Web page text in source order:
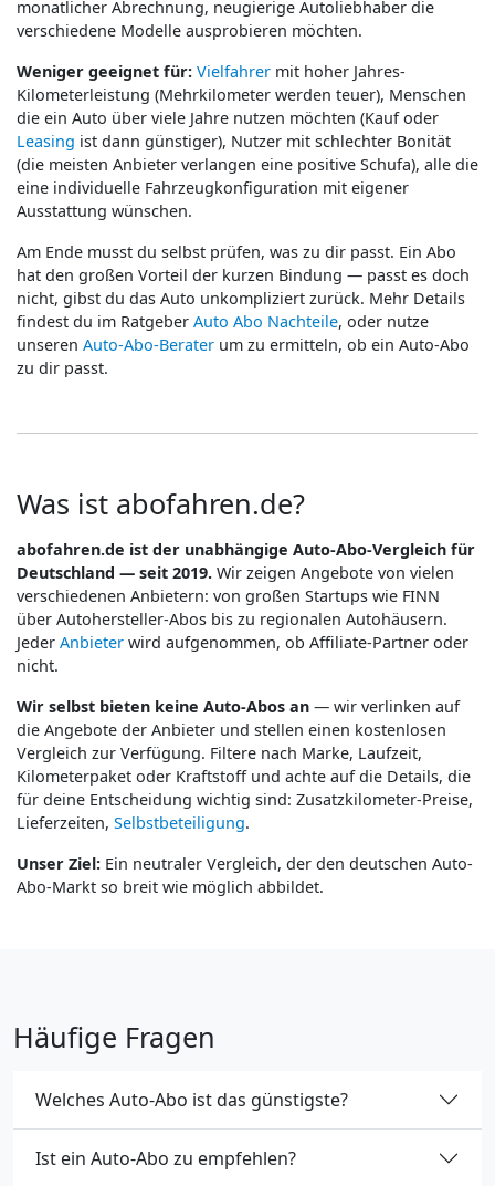
monatlicher Abrechnung, neugierige Autoliebhaber die
verschiedene Modelle ausprobieren möchten.
Weniger geeignet für: Vielfahrer mit hoher Jahres-
Kilometerleistung (Mehrkilometer werden teuer), Menschen
die ein Auto über viele Jahre nutzen möchten (Kauf oder
Leasing ist dann günstiger), Nutzer mit schlechter Bonität
(die meisten Anbieter verlangen eine positive Schufa), alle die
eine individuelle Fahrzeugkonfiguration mit eigener
Ausstattung wünschen.
Am Ende musst du selbst prüfen, was zu dir passt. Ein Abo
hat den großen Vorteil der kurzen Bindung — passt es doch
nicht, gibst du das Auto unkompliziert zurück. Mehr Details
findest du im Ratgeber Auto Abo Nachteile, oder nutze
unseren Auto-Abo-Berater um zu ermitteln, ob ein Auto-Abo
zu dir passt.
Was ist abofahren.de?
abofahren.de ist der unabhängige Auto-Abo-Vergleich für
Deutschland — seit 2019. Wir zeigen Angebote von vielen
verschiedenen Anbietern: von großen Startups wie FINN
über Autohersteller-Abos bis zu regionalen Autohäusern.
Jeder Anbieter wird aufgenommen, ob Affiliate-Partner oder
nicht.
Wir selbst bieten keine Auto-Abos an — wir verlinken auf
die Angebote der Anbieter und stellen einen kostenlosen
Vergleich zur Verfügung. Filtere nach Marke, Laufzeit,
Kilometerpaket oder Kraftstoff und achte auf die Details, die
für deine Entscheidung wichtig sind: Zusatzkilometer-Preise,
Lieferzeiten, Selbstbeteiligung.
Unser Ziel: Ein neutraler Vergleich, der den deutschen Auto-
Abo-Markt so breit wie möglich abbildet.
Häufige Fragen
Welches Auto-Abo ist das günstigste?
Ist ein Auto-Abo zu empfehlen?